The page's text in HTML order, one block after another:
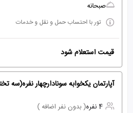
صبحانه
تور با احتساب حمل و نقل و خدمات
قیمت استعلام شود
آپارتمان یکخوابه سونادارچهار
4 نفره
( بدون نفر اضافه )